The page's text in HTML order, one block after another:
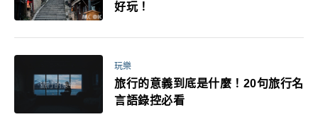
好玩！
玩樂
旅行的意義到底是什麼！20句旅行名
言語錄控必看